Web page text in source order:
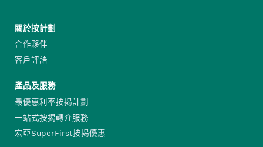
關於按計劃
合作夥伴
客戶評語
產品及服務
最優惠利率按揭計劃
一站式按揭轉介服務
宏亞SuperFirst按揭優惠